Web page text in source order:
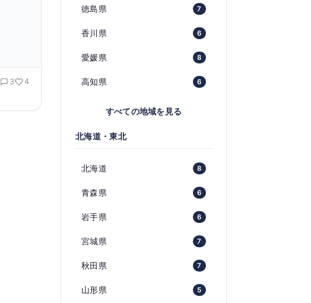
3 4
徳島県 7
香川県 6
愛媛県 8
高知県 6
すべての地域を見る
北海道・東北
北海道 8
青森県 6
岩手県 6
宮城県 7
秋田県 7
山形県 5